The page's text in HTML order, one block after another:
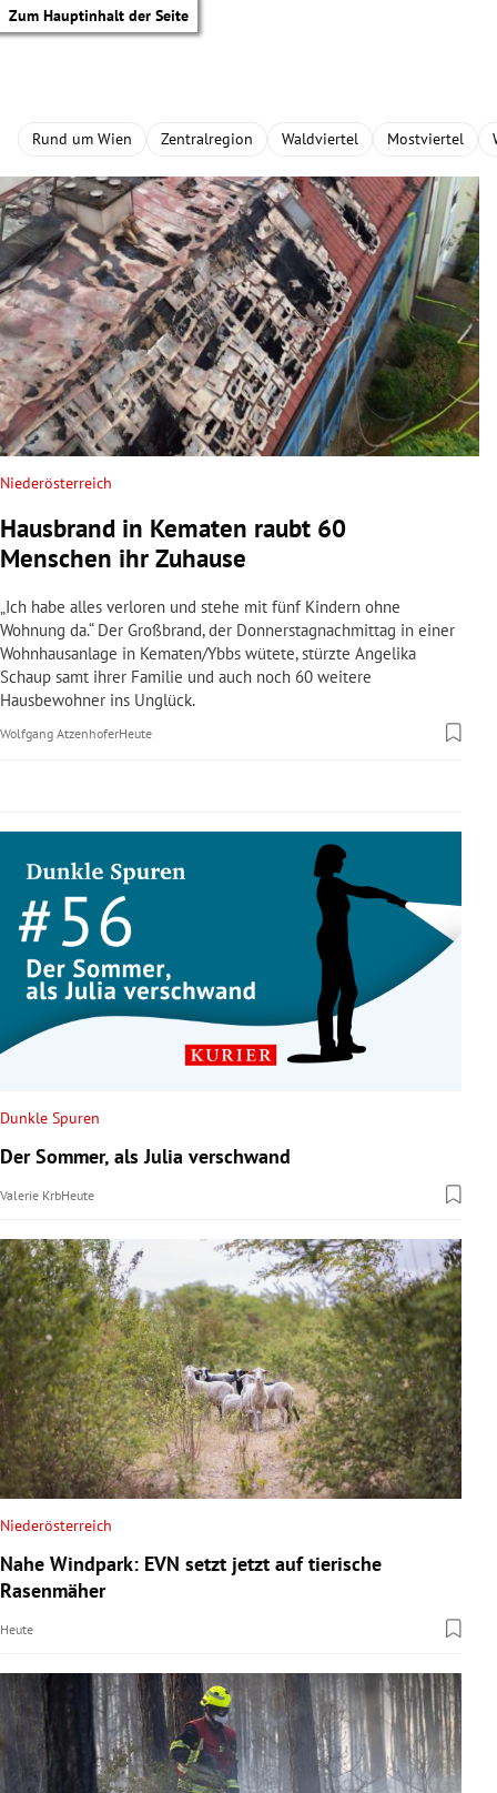
Zum Hauptinhalt der Seite
Untermenü
Untermenü
Untermenü
Untermenü
Untermenü
Untermenü
Untermenü
Rund um Wien Zentralregion Waldviertel Mostviertel
Niederösterreich
Hausbrand in Kematen raubt 60
Menschen ihr Zuhause
„Ich habe alles verloren und stehe mit fünf Kindern ohne
Wohnung da.“ Der Großbrand, der Donnerstagnachmittag in einer
Wohnhausanlage in Kematen/Ybbs wütete, stürzte Angelika
Schaup samt ihrer Familie und auch noch 60 weitere
Hausbewohner ins Unglück.
Wolfgang AtzenhoferHeute
Dunkle Spuren
Der Sommer, als Julia verschwand
Valerie KrbHeute
Niederösterreich
Nahe Windpark: EVN setzt jetzt auf tierische
Rasenmäher
Heute